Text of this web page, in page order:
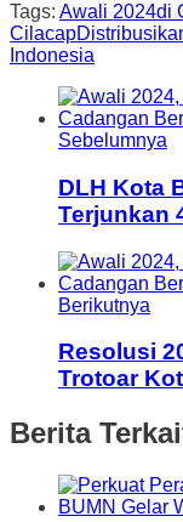
Tags: Awali 2024di
Cilacap
Indonesia
Sebelumnya
DLH Kota
Terjunkan
Berikutnya
Resolusi
Trotoar
Berita